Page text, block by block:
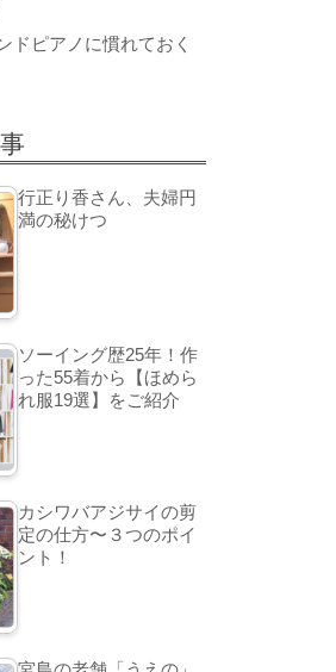
ドピアノに慣れておく
行正り香さん、夫婦円
満の秘けつ
ソーイング歴25年！作
った55着から【ほめら
れ服19選】をご紹介
カシワバアジサイの剪
定の仕方〜３つのポイ
ント！